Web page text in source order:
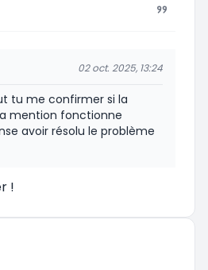
02 oct. 2025, 13:24
tu me confirmer si la
mention fonctionne
avoir résolu le problème
!